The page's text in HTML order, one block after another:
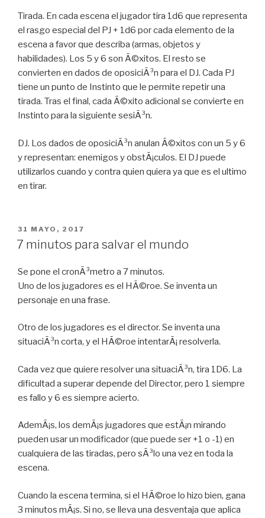
Tirada. En cada escena el jugador tira 1d6 que representa
el rasgo especial del PJ + 1d6 por cada elemento de la
escena a favor que describa (armas, objetos y
habilidades). Los 5 y 6 son Ã©xitos. El resto se
convierten en dados de oposiciÃ³n para el DJ. Cada PJ
tiene un punto de Instinto que le permite repetir una
tirada. Tras el final, cada Ã©xito adicional se convierte en
Instinto para la siguiente sesiÃ³n.
DJ. Los dados de oposiciÃ³n anulan Ã©xitos con un 5 y 6
y representan: enemigos y obstÃ¡culos. El DJ puede
utilizarlos cuando y contra quien quiera ya que es el ultimo
en tirar.
PUBLICADO
EN
31 MAYO, 2017
7 minutos para salvar el mundo
Se pone el cronÃ³metro a 7 minutos.
Uno de los jugadores es el HÃ©roe. Se inventa un
personaje en una frase.
Otro de los jugadores es el director. Se inventa una
situaciÃ³n corta, y el HÃ©roe intentarÃ¡ resolverla.
Cada vez que quiere resolver una situaciÃ³n, tira 1D6. La
dificultad a superar depende del Director, pero 1 siempre
es fallo y 6 es siempre acierto.
AdemÃ¡s, los demÃ¡s jugadores que estÃ¡n mirando
pueden usar un modificador (que puede ser +1 o -1) en
cualquiera de las tiradas, pero sÃ³lo una vez en toda la
escena.
Cuando la escena termina, si el HÃ©roe lo hizo bien, gana
3 minutos mÃ¡s. Si no, se lleva una desventaja que aplica